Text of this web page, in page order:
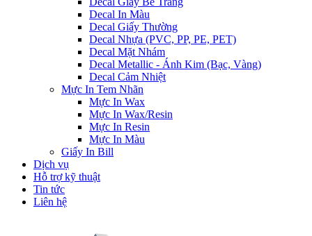
Decal In Màu
Decal Giấy Thường
Decal Nhựa (PVC, PP, PE, PET)
Decal Mặt Nhám
Decal Metallic - Ánh Kim (Bạc, Vàng)
Decal Cảm Nhiệt
Mực In Tem Nhãn
Mực In Wax
Mực In Wax/Resin
Mực In Resin
Mực In Màu
Giấy In Bill
Dịch vụ
Hỗ trợ kỹ thuật
Tin tức
Liên hệ